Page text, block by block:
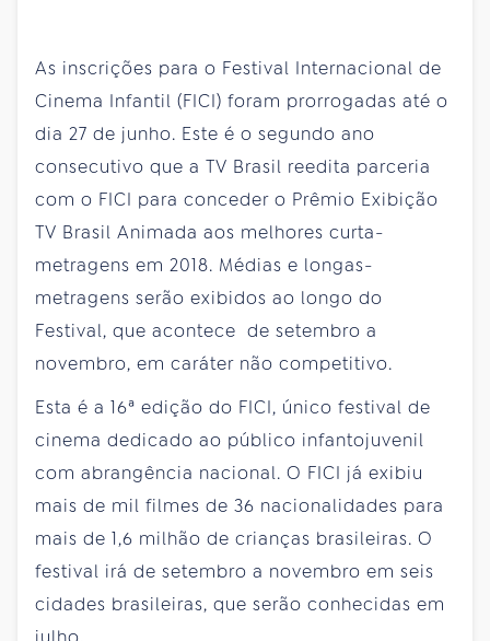
As inscrições para o Festival Internacional de
Cinema Infantil (FICI) foram prorrogadas até o
dia 27 de junho. Este é o segundo ano
consecutivo que a TV Brasil reedita parceria
com o FICI para conceder o Prêmio Exibição
TV Brasil Animada aos melhores curta-
metragens em 2018. Médias e longas-
metragens serão exibidos ao longo do
Festival, que acontece de setembro a
novembro, em caráter não competitivo.
Esta é a 16ª edição do FICI, único festival de
cinema dedicado ao público infantojuvenil
com abrangência nacional. O FICI já exibiu
mais de mil filmes de 36 nacionalidades para
mais de 1,6 milhão de crianças brasileiras. O
festival irá de setembro a novembro em seis
cidades brasileiras, que serão conhecidas em